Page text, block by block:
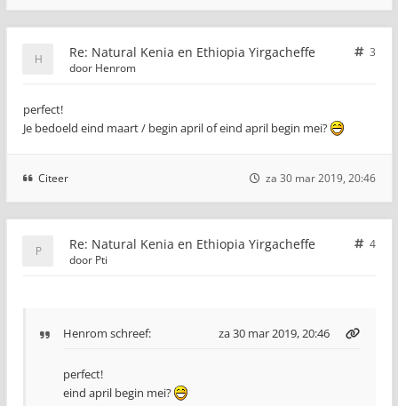
Re: Natural Kenia en Ethiopia Yirgacheffe
3
door Henrom
perfect!
Je bedoeld eind maart / begin april of eind april begin mei?
Citeer za 30 mar 2019, 20:46
Re: Natural Kenia en Ethiopia Yirgacheffe
4
door Pti
Henrom schreef: za 30 mar 2019, 20:46
perfect!
eind april begin mei?